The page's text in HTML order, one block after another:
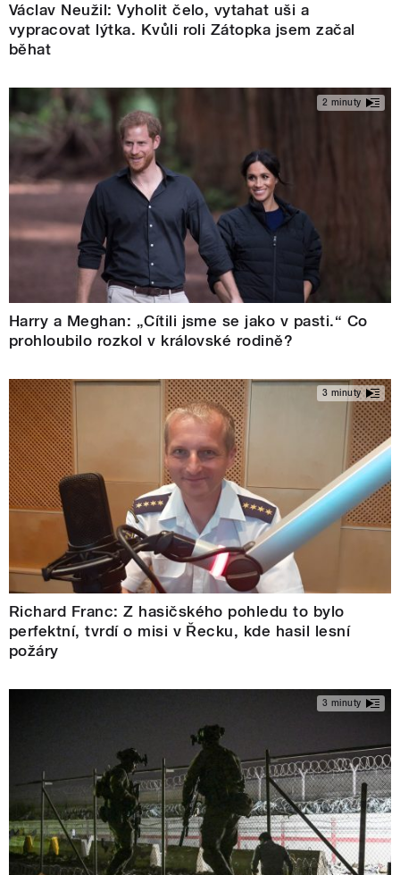
Václav Neužil: Vyholit čelo, vytahat uši a
vypracovat lýtka. Kvůli roli Zátopka jsem začal
běhat
2 minuty
Harry a Meghan: „Cítili jsme se jako v pasti.“ Co
prohloubilo rozkol v královské rodině?
3 minuty
Richard Franc: Z hasičského pohledu to bylo
perfektní, tvrdí o misi v Řecku, kde hasil lesní
požáry
3 minuty